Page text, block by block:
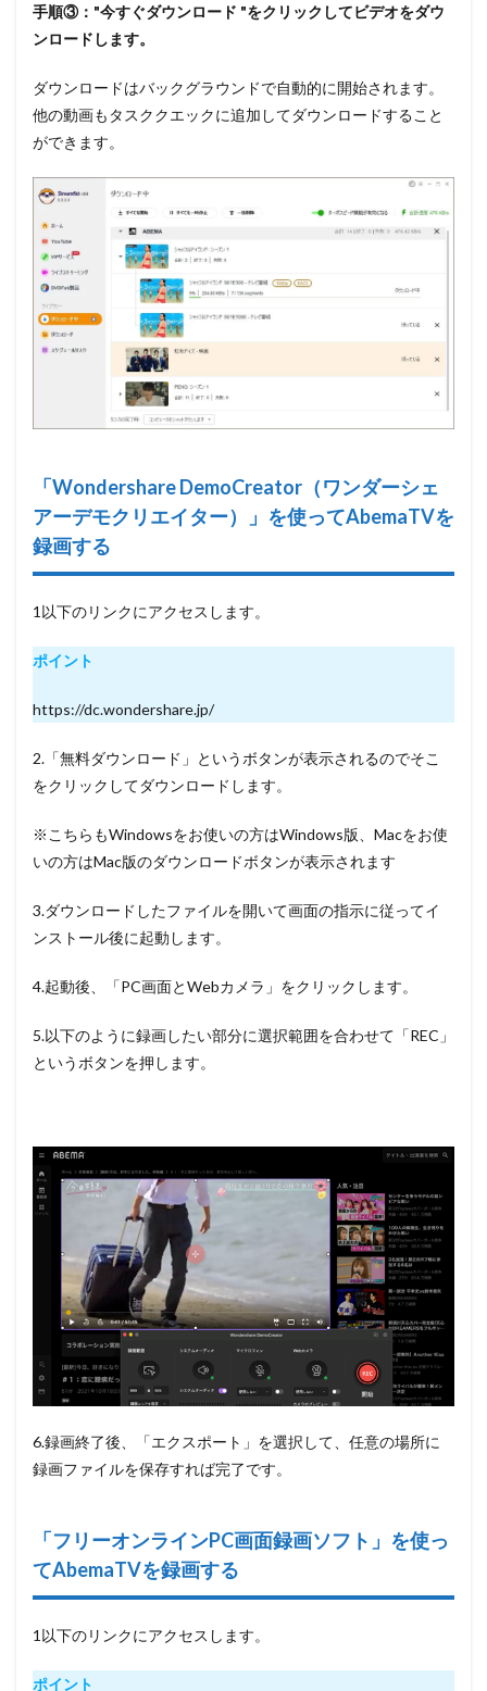
手順③："今すぐダウンロード "をクリックしてビデオをダウ
ンロードします。
ダウンロードはバックグラウンドで自動的に開始されます。
他の動画もタスククエックに追加してダウンロードすること
ができます。
「Wondershare DemoCreator（ワンダーシェ
アーデモクリエイター）」を使ってAbemaTVを
録画する
1以下のリンクにアクセスします。
ポイント
https://dc.wondershare.jp/
2. 「無料ダウンロード」 というボタンが表示されるのでそこ
をクリックしてダウンロードします。
※こちらもWindowsをお使いの方はWindows版、Macをお使
いの方はMac版のダウンロードボタンが表示されます
3.ダウンロードしたファイルを開いて画面の指示に従ってイ
ンストール後に起動します。
4.起動後、 「PC画面とWebカメラ」 をクリックします。
5.以下のように録画したい部分に選択範囲を合わせて 「REC」
というボタンを押します。
6.録画終了後、 「エクスポート」 を選択して、任意の場所に
録画ファイルを保存すれば完了です。
「フリーオンラインPC画面録画ソフト」を使っ
てAbemaTVを録画する
1以下のリンクにアクセスします。
ポイント